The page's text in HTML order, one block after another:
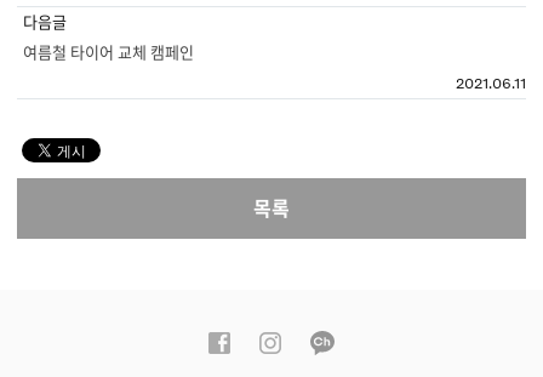
다음글
여름철 타이어 교체 캠페인
2021.06.11
목록